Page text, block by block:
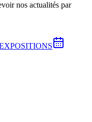
nos actualités par